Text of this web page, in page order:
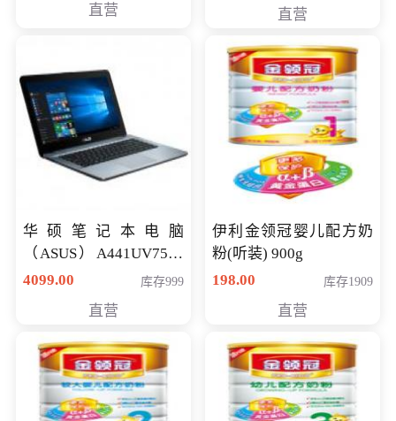
直营 直营
华硕笔记本电脑
（ASUS）A441UV7500
顽石（7代i7-7500U 4G
4099.00 库存999
直营
伊利金领冠婴儿配方奶
粉(听装) 900g
198.00
库存1909
直营